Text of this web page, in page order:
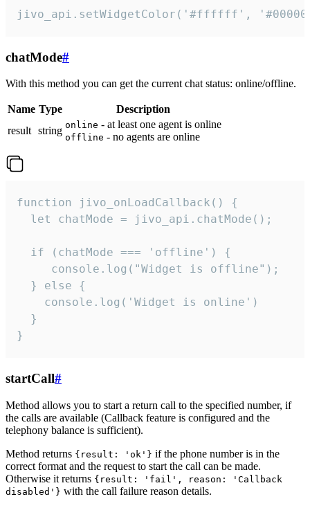
jivo_api.setWidgetColor('#ffffff',
chatMode#
With this method you can get the current chat status: online/offline.
Name Type
Description
result string online - at least one agent is online
offline - no agents are online
function jivo_onLoadCallback() {
  let chatMode = jivo_api.chatMode();
  if (chatMode === 'offline') {
     console.log("Widget is offline");
  } else {
    console.log('Widget is online')
  }
}
startCall#
Method allows you to start a return call to the specified number, if
the calls are available (Callback feature is configured and the
telephony balance is sufficient).
Method returns {result: 'ok'} if the phone number is in the
correct format and the request to start the call can be made.
Otherwise it returns {result: 'fail', reason: 'Callback
disabled'} with the call failure reason details.